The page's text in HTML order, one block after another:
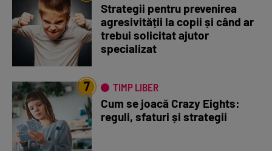
Strategii pentru prevenirea
agresivității la copii și când ar
trebui solicitat ajutor
specializat
7 TIMP LIBER
Cum se joacă Crazy Eights:
reguli, sfaturi și strategii